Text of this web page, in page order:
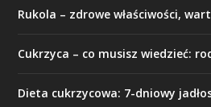
Rukola – zdrowe właściwości,
Cukrzyca – co musisz wiedzieć:
Dieta cukrzycowa: 7-dniowy